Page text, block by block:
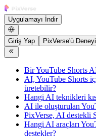
Uygulamayı İndir
Giriş Yap PixVerse'ü
Bir YouTube Shorts
AI, YouTube Shorts
üretebilir?
Hangi AI teknikleri
AI ile oluşturulan
PixVerse, AI destekli
Hangi AI araçları
destekler?